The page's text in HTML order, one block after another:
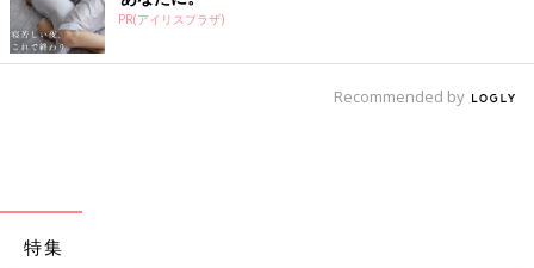
PR(アイリスプラザ)
Recommended by
特集